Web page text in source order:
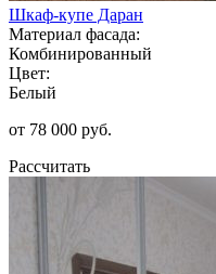
Шкаф-купе Даран
Материал фасада:
Комбинированный
Цвет:
Белый
от 78 000 руб.
Рассчитать